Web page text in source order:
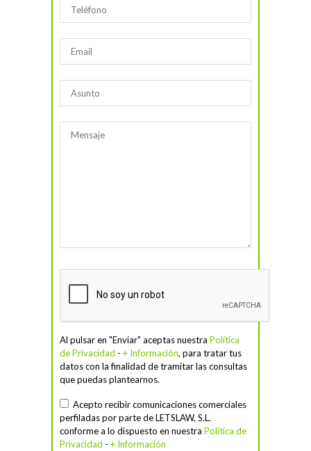
Al pulsar en "Enviar" aceptas nuestra Política
de Privacidad - + Información, para tratar tus
datos con la finalidad de tramitar las consultas
que puedas plantearnos.
Acepto recibir comunicaciones comerciales
perfiladas por parte de LETSLAW, S.L.
conforme a lo dispuesto en nuestra Política de
Privacidad - + Información